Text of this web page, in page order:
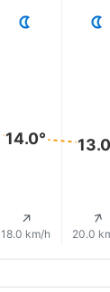
14.0°
↑
18.0 km/h
↑
20.0